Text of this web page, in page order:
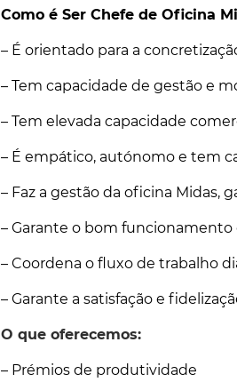
Como é Ser Chefe de Oficina
– É orientado para a
– Tem capacidade de gestão e
– Tem elevada capacidade
– É empático, autónomo e tem
– Faz a gestão da oficina Midas,
– Garante o bom
– Coordena o fluxo de trabalho
– Garante a satisfação e
O que oferecemos:
– Prémios de produtividade